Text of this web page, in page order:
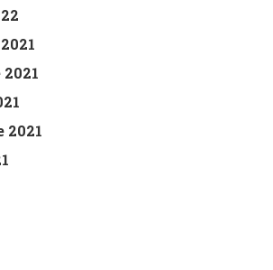
2021